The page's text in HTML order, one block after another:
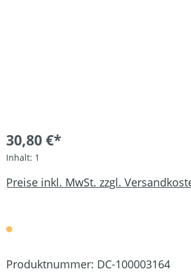
30,80 €*
Inhalt: 1
Preise inkl. MwSt. zzgl.
Produktnummer: DC-100003164